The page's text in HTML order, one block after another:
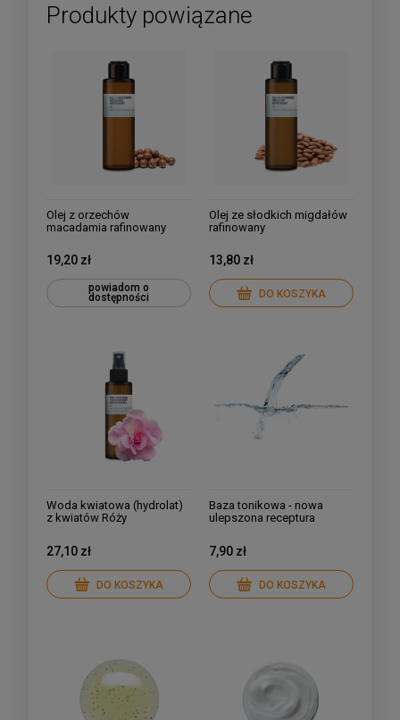
Produkty powiązane
Olej z orzechów
macadamia rafinowany
19,20 zł
powiadom o
dostępności
Olej ze słodkich migdałów
rafinowany
13,80 zł
DO KOSZYKA
Woda kwiatowa (hydrolat)
z kwiatów Róży
27,10 zł
DO KOSZYKA
Baza tonikowa - nowa
ulepszona receptura
7,90 zł
DO KOSZYKA